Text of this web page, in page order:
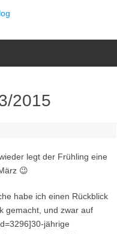
2015
legt der Frühling eine
😉
habe ich einen Rückblick
gemacht, und zwar auf
jährige